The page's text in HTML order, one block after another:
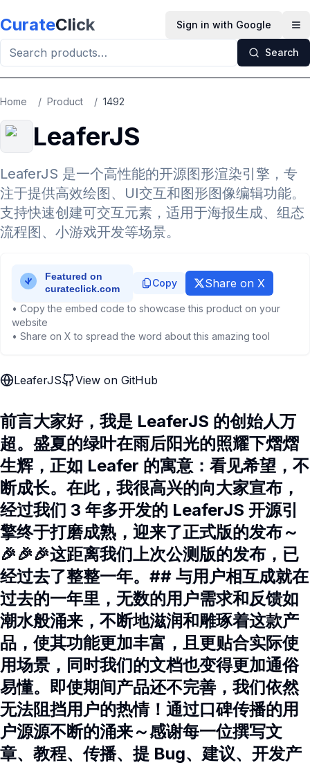
CurateClick Sign in with Google
Search
Home / Product / 1492
LeaferJS
LeaferJS 是一个高性能的开源图形渲染引擎，专
注于提供高效绘图、UI交互和图形图像编辑功能。
支持快速创建可交互元素，适用于海报生成、组态
流程图、小游戏开发等场景。
Copy Share on X
• Copy the embed code to showcase this product on your
website
• Share on X to spread the word about this amazing tool
LeaferJS View on GitHub
前言大家好，我是 LeaferJS 的创始人万
超。盛夏的绿叶在雨后阳光的照耀下熠熠
生辉，正如 Leafer 的寓意：看见希望，不
断成长。在此，我很高兴的向大家宣布，
经过我们 3 年多开发的 LeaferJS 开源引
擎终于打磨成熟，迎来了正式版的发布～
🎉🎉🎉这距离我们上次公测版的发布，已
经过去了整整一年。## 与用户相互成就在
过去的一年里，无数的用户需求和反馈如
潮水般涌来，不断地滋润和雕琢着这款产
品，使其功能更加丰富，且更贴合实际使
用场景，同时我们的文档也变得更加通俗
易懂。即使期间产品还不完善，我们依然
无法阻挡用户的热情！通过口碑传播的用
户源源不断的涌来～感谢每一位撰写文
章、教程、传播、提 Bug、建议、开发产